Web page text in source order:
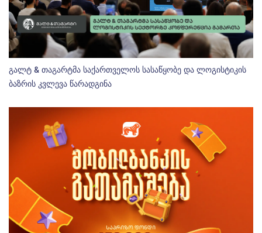
გალტ & თაგარტმა საქართველოს სასაწყობე და ლოგისტიკის
ბაზრის კვლევა წარადგინა